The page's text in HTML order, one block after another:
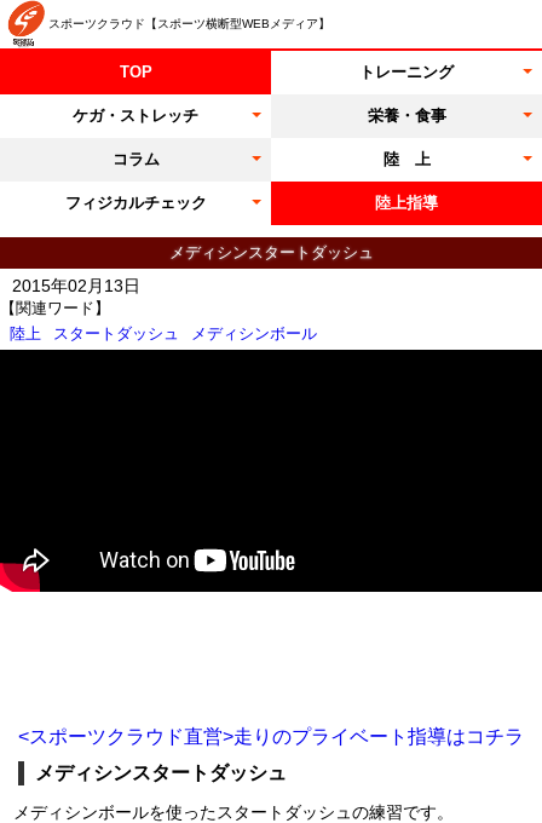
スポーツクラウド【スポーツ横断型WEBメディア】
TOP トレーニング
ケガ・ストレッチ 栄養・食事
コラム 陸 上
フィジカルチェック 陸上指導
メディシンスタートダッシュ
【関連ワード】
陸上
スタートダッシュ メディシンボール
2015年02月13日
<スポーツクラウド直営>走りのプライベート指導はコチラ
メディシンスタートダッシュ
メディシンボールを使ったスタートダッシュの練習です。